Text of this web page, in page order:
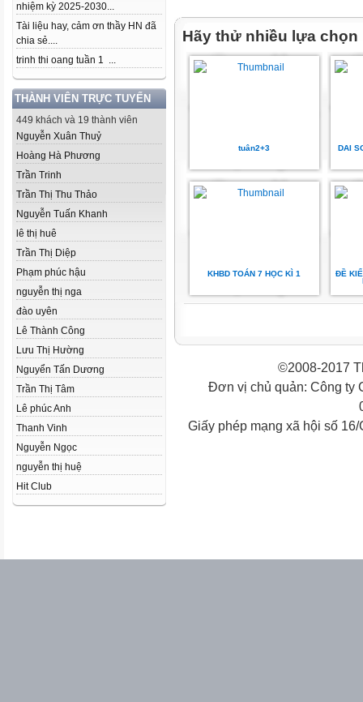
nhiệm kỳ 2025-2030...
Tài liệu hay, cảm ơn thầy HN đã
chia sẻ....
trinh thi oang tuần 1 ...
THÀNH VIÊN TRỰC TUYẾN
449 khách và 19 thành viên
Nguyễn Xuân Thuỷ
Hoàng Hà Phương
Trần Trinh
Trần Thị Thu Thảo
Nguyễn Tuấn Khanh
lê thị huê
Trần Thị Diệp
Phạm phúc hậu
nguyễn thị nga
đào uyên
Lê Thành Công
Lưu Thị Hường
Nguyển Tấn Dương
Trần Thị Tâm
Lê phúc Anh
Thanh Vinh
Nguyễn Ngọc
nguyễn thị huệ
Hit Club
Hãy thử nhiều lựa chọn
tuân2+3 DAI
KHBD TOÁN 7 HỌC KÌ 1
ĐỀ
©2008-2017
Đơn vị chủ quản: Công ty
Giấy phép mạng xã hội số